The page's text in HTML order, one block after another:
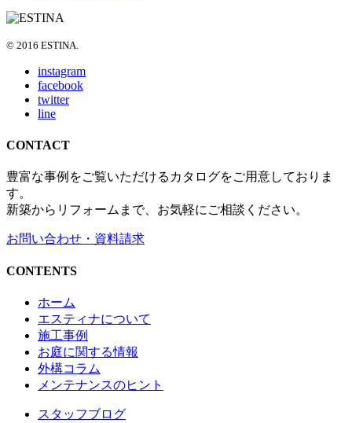
© 2016 ESTINA.
instagram
facebook
twitter
line
CONTACT
豊富な事例をご覧いただけるカタログをご用意しておりま
す。
新築からリフォームまで、お気軽にご相談ください。
お問い合わせ・資料請求
CONTENTS
ホーム
エスティナについて
施工事例
お庭に関する情報
外構コラム
メンテナンスのヒント
スタッフブログ